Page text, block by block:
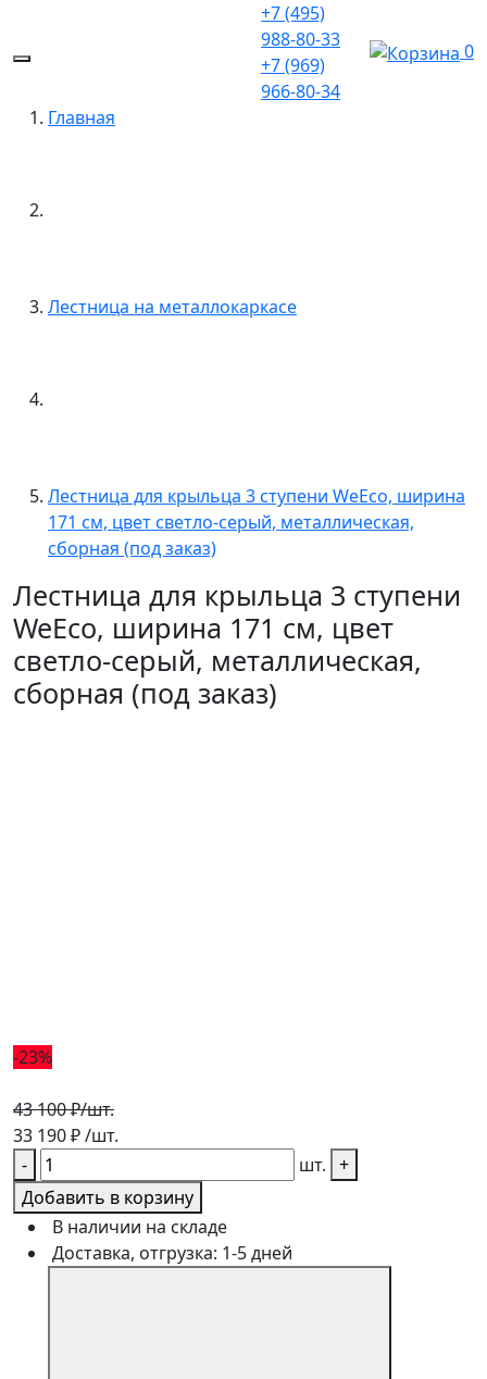
+7 (495)
988-80-33
+7 (969)
966-80-34
0
Главная
Лестница на металлокаркасе
Лестница для крыльца 3 ступени WeEco, ширина
171 см, цвет светло-серый, металлическая,
cборная (под заказ)
Лестница для крыльца 3 ступени
WeEco, ширина 171 см, цвет
светло-серый, металлическая,
cборная (под заказ)
-23%
43 100 ₽/шт.
33 190₽/шт.
-
шт. +
Добавить в корзину
В наличии на складе
Доставка, отгрузка: 1-5 дней